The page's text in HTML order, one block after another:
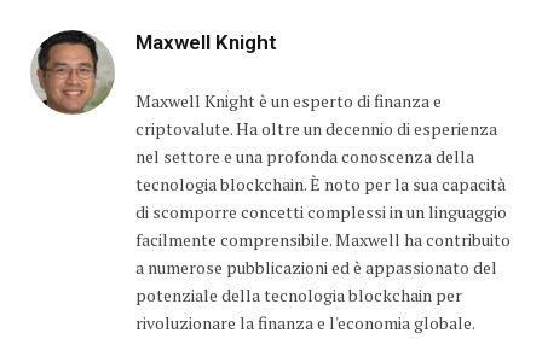
Maxwell Knight
Maxwell Knight è un esperto di finanza e
criptovalute. Ha oltre un decennio di esperienza
nel settore e una profonda conoscenza della
tecnologia blockchain. È noto per la sua capacità
di scomporre concetti complessi in un linguaggio
facilmente comprensibile. Maxwell ha contribuito
a numerose pubblicazioni ed è appassionato del
potenziale della tecnologia blockchain per
rivoluzionare la finanza e l'economia globale.